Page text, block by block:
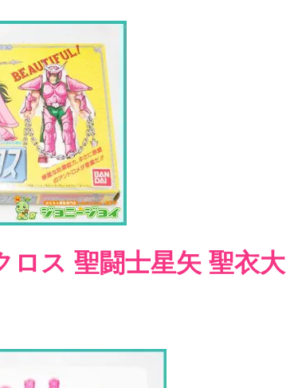
ロス 聖闘士星矢 聖衣大